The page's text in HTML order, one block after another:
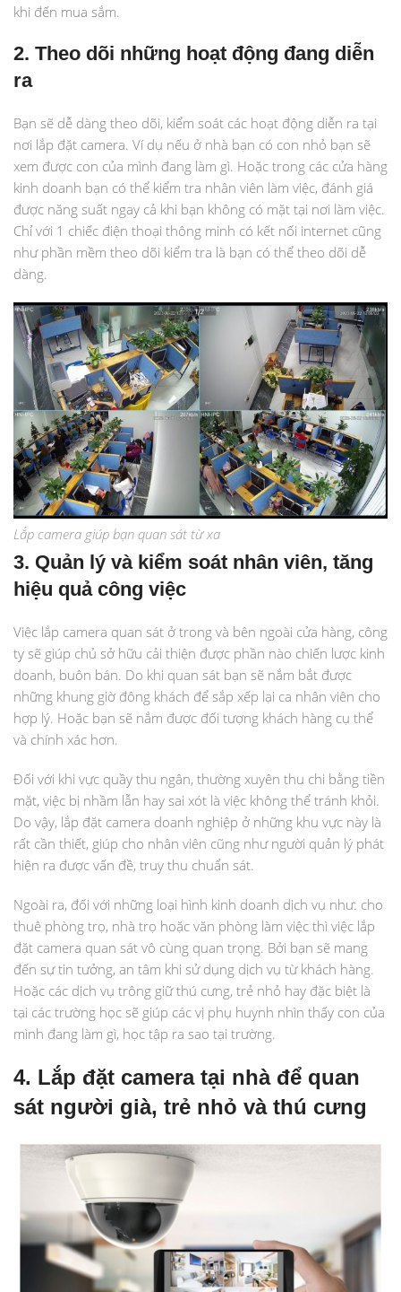
khi đến mua sắm.
2. Theo dõi những hoạt động đang diễn
ra
Bạn sẽ dễ dàng theo dõi, kiểm soát các hoạt động diễn ra tại
nơi lắp đặt camera. Ví dụ nếu ở nhà bạn có con nhỏ bạn sẽ
xem được con của mình đang làm gì. Hoặc trong các cửa hàng
kinh doanh bạn có thể kiểm tra nhân viên làm việc, đánh giá
được năng suất ngay cả khi bạn không có mặt tại nơi làm việc.
Chỉ với 1 chiếc điện thoại thông minh có kết nối internet cũng
như phần mềm theo dõi kiểm tra là bạn có thể theo dõi dễ
dàng.
Lắp camera giúp bạn quan sát từ xa
3. Quản lý và kiểm soát nhân viên, tăng
hiệu quả công việc
Việc lắp camera quan sát ở trong và bên ngoài cửa hàng, công
ty sẽ giúp chủ sở hữu cải thiện được phần nào chiến lược kinh
doanh, buôn bán. Do khi quan sát bạn sẽ nắm bắt được
những khung giờ đông khách để sắp xếp lại ca nhân viên cho
hợp lý. Hoặc bạn sẽ nắm được đối tượng khách hàng cụ thể
và chính xác hơn.
Đối với khi vực quầy thu ngân, thường xuyên thu chi bằng tiền
mặt, việc bị nhầm lẫn hay sai xót là việc không thể tránh khỏi.
Do vậy, lắp đặt camera doanh nghiệp ở những khu vực này là
rất cần thiết, giúp cho nhân viên cũng như người quản lý phát
hiện ra được vấn đề, truy thu chuẩn sát.
Ngoài ra, đối với những loại hình kinh doanh dịch vụ như: cho
thuê phòng trọ, nhà trọ hoặc văn phòng làm việc thì việc lắp
đặt camera quan sát vô cùng quan trọng. Bởi bạn sẽ mang
đến sự tin tưởng, an tâm khi sử dụng dịch vụ từ khách hàng.
Hoặc các dịch vụ trông giữ thú cưng, trẻ nhỏ hay đặc biệt là
tại các trường học sẽ giúp các vị phụ huynh nhìn thấy con của
mình đang làm gì, học tập ra sao tại trường.
4. Lắp đặt camera tại nhà để quan
sát người già, trẻ nhỏ và thú cưng